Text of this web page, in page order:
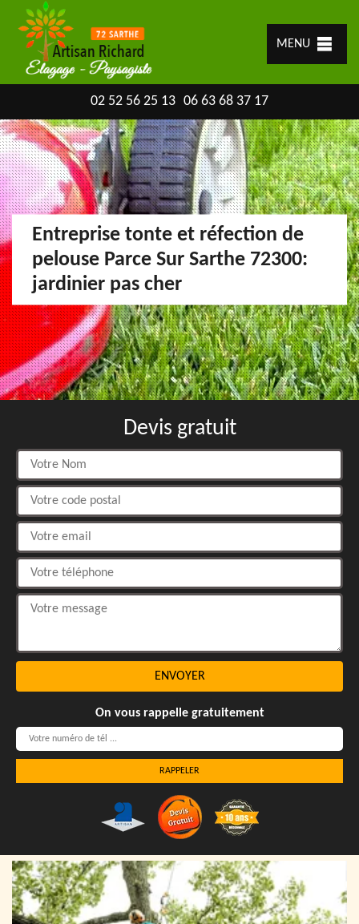
MENU
02 52 56 25 13 06 63 68 37 17
Entreprise tonte et réfection de
pelouse Parce Sur Sarthe 72300:
jardinier pas cher
Devis gratuit
On vous rappelle gratuitement